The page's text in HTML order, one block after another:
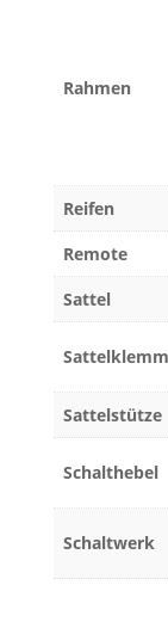
Rahmen
Reifen
Remote
Sattel
Sattelstütze
Schalthebel
Schaltwerk